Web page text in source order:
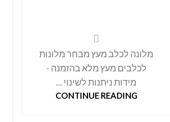
מלונה לכלב מעץ מבחר מלונות
לכלבים מעץ מלא בהזמנה -
מידות ניתנות לשינוי ...
CONTINUE READING